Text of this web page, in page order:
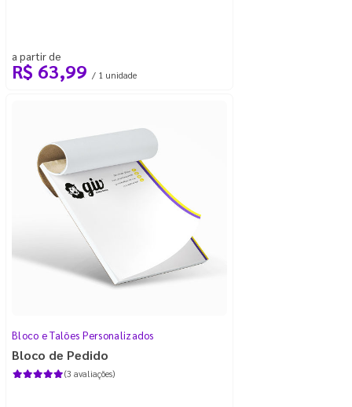
a partir de
R$ 63,99 / 1 unidade
Bloco e Talões Personalizados
Bloco de Pedido
(3 avaliações)